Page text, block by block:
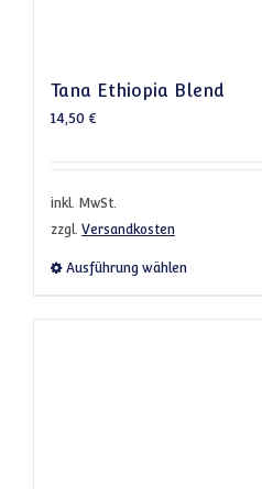
Tana Ethiopia Blend
14,50 €
inkl. MwSt.
zzgl. Versandkosten
Ausführung wählen Dieses